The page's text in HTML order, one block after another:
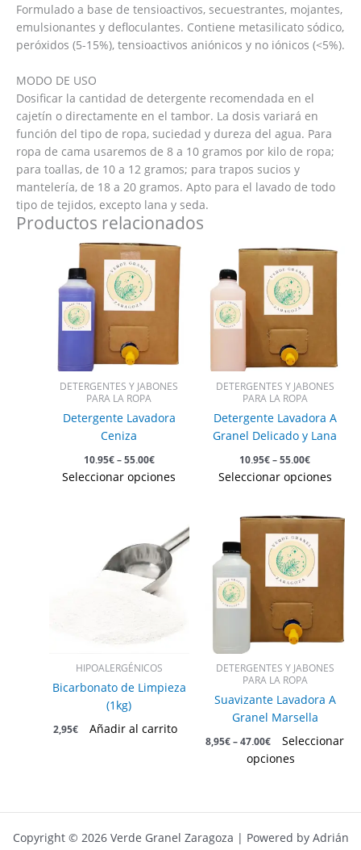
Formulado a base de tensioactivos, secuestrantes, mojantes,
emulsionantes y defloculantes. Contiene metasilicato sódico,
peróxidos (5-15%), tensioactivos aniónicos y no iónicos (<5%).
MODO DE USO
Dosificar la cantidad de detergente recomendada en el
cajetín o directamente en el tambor. La dosis variará en
función del tipo de ropa, suciedad y dureza del agua. Para
ropa de cama usaremos de 8 a 10 gramos por kilo de ropa;
para toallas, de 10 a 12 gramos; para trapos sucios y
mantelería, de 18 a 20 gramos. Apto para el lavado de todo
tipo de tejidos, excepto lana y seda.
Productos relacionados
DETERGENTES Y JABONES
PARA LA ROPA
Detergente Lavadora
Ceniza
10,95€–55,00€
Seleccionar opciones
múltiples
variantes.
puedenDETERGENTES Y JABONES
PARA LA ROPA
Detergente Lavadora A
Granel Delicado y Lana
10,95€–55,00€
Seleccionar opciones
HIPOALERGÉNICOS
Bicarbonato de Limpieza
(1kg)
2,95€ Añadir al carrito
DETERGENTES Y JABONES
PARA LA ROPA
Suavizante Lavadora A
Granel Marsella
8,95€–47,00€
Seleccionar
opciones
Este
producto
tiene
múltiples
variantes.
Las
opciones
se
pueden
elegir
en
la
página
Copyright © 2026 Verde Granel Zaragoza | Powered by Adrián